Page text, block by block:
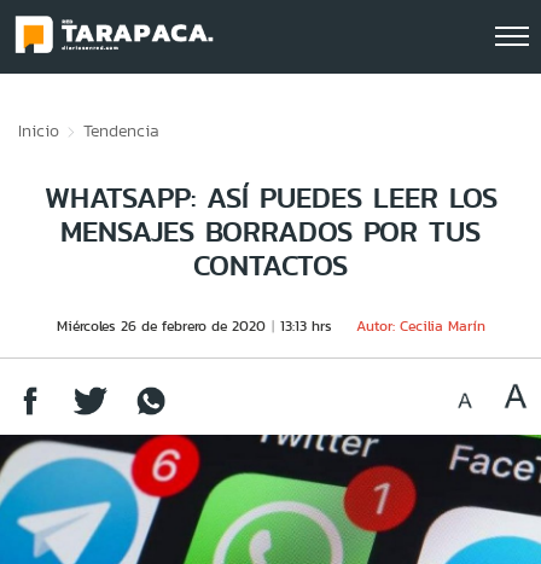
Inicio Tendencia
WHATSAPP: ASÍ PUEDES LEER LOS
MENSAJES BORRADOS POR TUS
CONTACTOS
Miércoles 26 de febrero de 2020 13:13 hrs Autor: Cecilia Marín